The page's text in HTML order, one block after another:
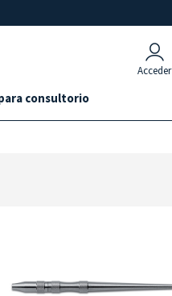
Acceder
consultorio